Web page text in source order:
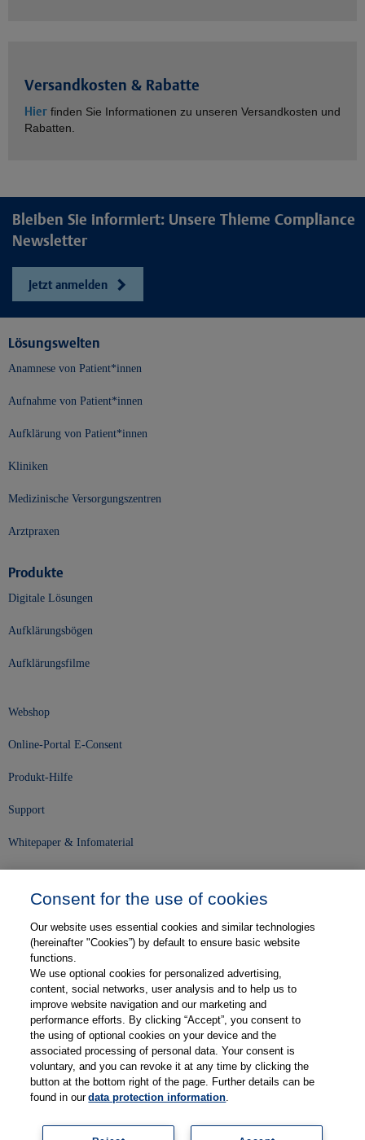
Versandkosten & Rabatte
Hier finden Sie Informationen zu unseren Versandkosten und
Rabatten.
Bleiben Sie informiert: Unsere Thieme Compliance
Newsletter
Jetzt anmelden
Lösungswelten
Anamnese von Patient*innen
Aufnahme von Patient*innen
Aufklärung von Patient*innen
Kliniken
Medizinische Versorgungszentren
Arztpraxen
Produkte
Digitale Lösungen
Aufklärungsbögen
Aufklärungsfilme
Webshop
Online-Portal E-Consent
Produkt-Hilfe
Support
Whitepaper & Infomaterial
Karriere
Kontakt
Web-Semniare
Anwenderberichte
Partner
Consent for the use of cookies
Our website uses essential cookies and similar technologies
(hereinafter "Cookies”) by default to ensure basic website
functions.
We use optional cookies for personalized advertising,
content, social networks, user analysis and to help us to
improve website navigation and our marketing and
performance efforts. By clicking “Accept”, you consent to
the using of optional cookies on your device and the
associated processing of personal data. Your consent is
voluntary, and you can revoke it at any time by clicking the
button at the bottom right of the page. Further details can be
found in ourdata protection information.